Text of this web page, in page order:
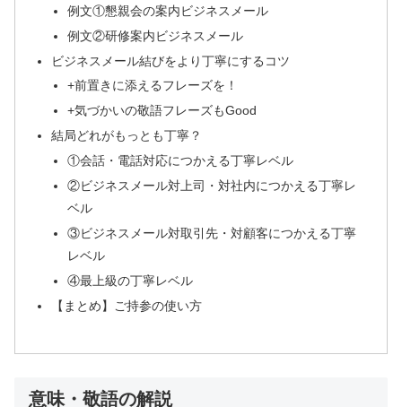
例文①懇親会の案内ビジネスメール
例文②研修案内ビジネスメール
ビジネスメール結びをより丁寧にするコツ
+前置きに添えるフレーズを！
+気づかいの敬語フレーズもGood
結局どれがもっとも丁寧？
①会話・電話対応につかえる丁寧レベル
②ビジネスメール対上司・対社内につかえる丁寧レ
ベル
③ビジネスメール対取引先・対顧客につかえる丁寧
レベル
④最上級の丁寧レベル
【まとめ】ご持参の使い方
意味・敬語の解説